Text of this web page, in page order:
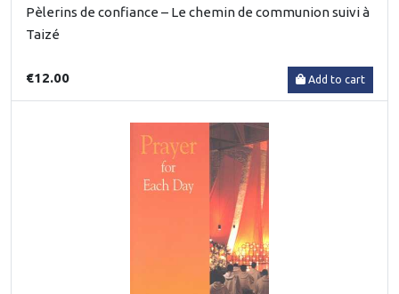
Pèlerins de confiance – Le chemin de communion suivi à
Taizé
€12.00 Add to cart